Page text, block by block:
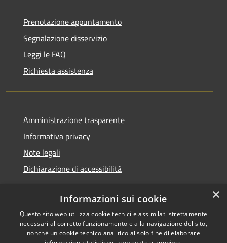
Prenotazione appuntamento
Segnalazione disservizio
Leggi le FAQ
Richiesta assistenza
Amministrazione trasparente
Informativa privacy
Note legali
Dichiarazione di accessibilità
RSS
Accessibilità
Copyright © 2026 • Comune di
Renate • Powered by
×
Informazioni sui cookie
Questo sito web utilizza cookie tecnici e assimilati strettamente
necessari al corretto funzionamento e alla navigazione del sito,
nonché un cookie tecnico analitico al solo fine di elaborare